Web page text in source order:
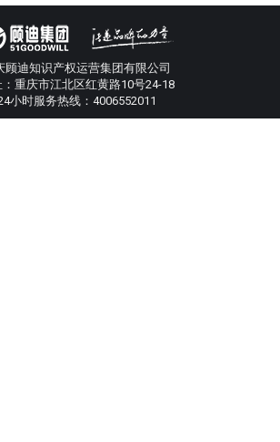
顾迪知识产权运营集团有限公司
：重庆市江北区红黄路10号24-18
小时服务热线：4006552011